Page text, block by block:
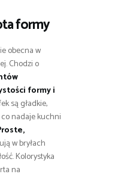
formy
obecna w
Chodzi o
formy i
są gładkie,
nadaje kuchni
w bryłach
Kolorystyka
na